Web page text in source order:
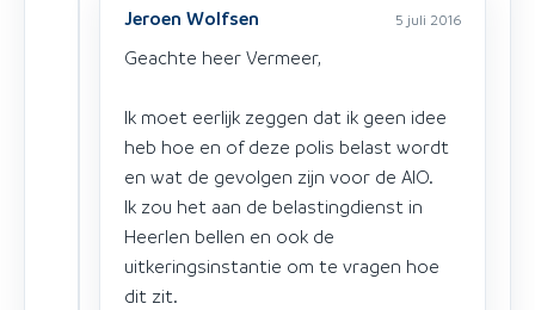
Jeroen Wolfsen 5 juli 2016
Geachte heer Vermeer,
Ik moet eerlijk zeggen dat ik geen idee
heb hoe en of deze polis belast wordt
en wat de gevolgen zijn voor de AIO.
Ik zou het aan de belastingdienst in
Heerlen bellen en ook de
uitkeringsinstantie om te vragen hoe
dit zit.